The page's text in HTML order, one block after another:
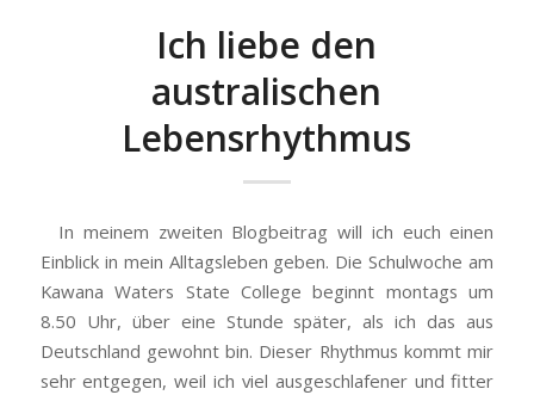
Ich liebe den
australischen
Lebensrhythmus
In meinem zweiten Blogbeitrag will ich euch einen
Einblick in mein Alltagsleben geben. Die Schulwoche am
Kawana Waters State College beginnt montags um
8.50 Uhr, über eine Stunde später, als ich das aus
Deutschland gewohnt bin. Dieser Rhythmus kommt mir
sehr entgegen, weil ich viel ausgeschlafener und fitter